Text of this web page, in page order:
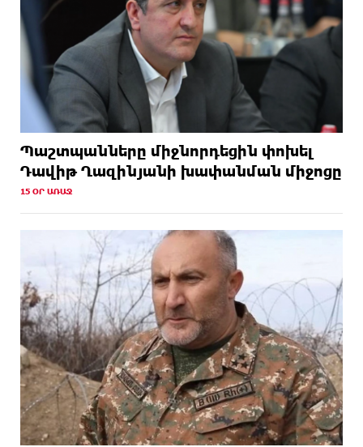
Պաշտպանները միջնորդեցին փոխել
Դավիթ Ղազինյանի խափանման միջոցը
15 ՕՐ ԱՌԱՋ